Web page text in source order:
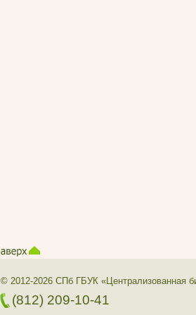
© 2012-2026 СПб ГБУК «Централизованная
(812) 209-10-41